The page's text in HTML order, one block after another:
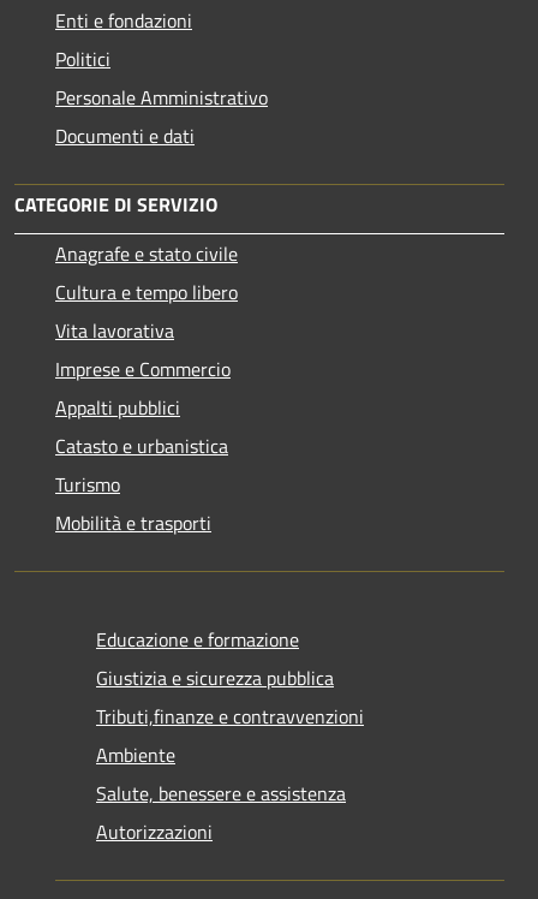
Enti e fondazioni
Politici
Personale Amministrativo
Documenti e dati
CATEGORIE DI SERVIZIO
Anagrafe e stato civile
Cultura e tempo libero
Vita lavorativa
Imprese e Commercio
Appalti pubblici
Catasto e urbanistica
Turismo
Mobilità e trasporti
Educazione e formazione
Giustizia e sicurezza pubblica
Tributi,finanze e contravvenzioni
Ambiente
Salute, benessere e assistenza
Autorizzazioni